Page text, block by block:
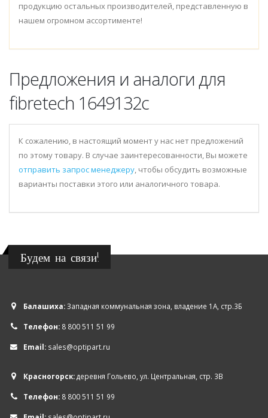
продукцию остальных производителей, представленную в
нашем огромном ассортименте!
Предложения и аналоги для
fibretech 1649132c
К сожалению, в настоящий момент у нас нет предложений
по этому товару. В случае заинтересованности, Вы можете
отправить запрос менеджеру, чтобы обсудить возможные
варианты поставки этого или аналогичного товара.
Будем на связи!
Балашиха:Западная коммунальная зона, владение 1А, стр.3Б
Телефон: 8 800 511 51 99
Email: sales@optipart.ru
Красногорск:деревня Гольево, ул. Центральная, стр. 3В
Телефон: 8 800 511 51 99